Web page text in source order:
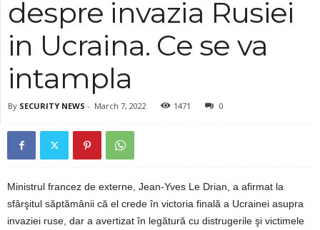
despre invazia Rusiei
in Ucraina. Ce se va
intampla
By SECURITY NEWS - March 7, 2022 1471 0
Ministrul francez de externe, Jean-Yves Le Drian, a afirmat la
sfârşitul săptămânii că el crede în victoria finală a Ucrainei asupra
invaziei ruse, dar a avertizat în legătură cu distrugerile şi victimele